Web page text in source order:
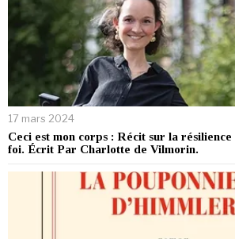
17 mars 2024
Ceci est mon corps : Récit sur la
foi. Écrit Par Charlotte de Vilmorin.